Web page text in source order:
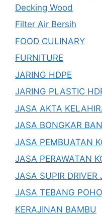
Decking Wood
Filter Air Bersih
FOOD CULINARY
FURNITURE
JARING HDPE
JARING PLASTIC
JASA AKTA
JASA BONGKAR
JASA PEMBUATAN
JASA PERAWATAN
JASA SUPIR DRIVER
JASA TEBANG
KERAJINAN BAMBU